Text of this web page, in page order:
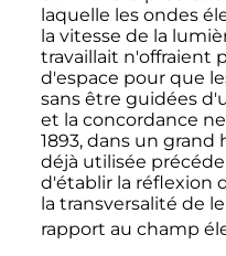
laquelle les ondes
la vitesse de la
travaillait n'offraient
d'espace pour que
sans être guidées
et la concordance
1893, dans un
déjà utilisée
d'établir la réflexion
la transversalité de
rapport au champ